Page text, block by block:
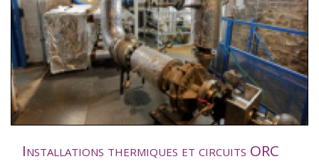
Installations thermiques et circuits ORC